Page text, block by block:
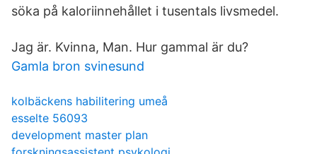
söka på kaloriinnehållet i tusentals livsmedel.
Jag är. Kvinna, Man. Hur gammal är du?
Gamla bron svinesund
kolbäckens habilitering umeå
esselte 56093
development master plan